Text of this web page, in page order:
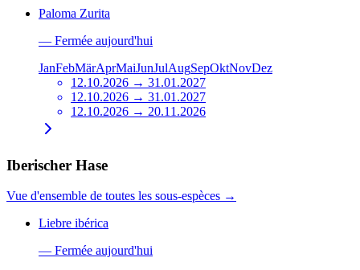
Paloma Zurita
— Fermée aujourd'hui
JanFebMärAprMaiJunJulAugSepOktNovDez
12.10.2026 → 31.01.2027
12.10.2026 → 31.01.2027
12.10.2026 → 20.11.2026
Iberischer Hase
Vue d'ensemble de toutes les sous-espèces →
Liebre ibérica
— Fermée aujourd'hui